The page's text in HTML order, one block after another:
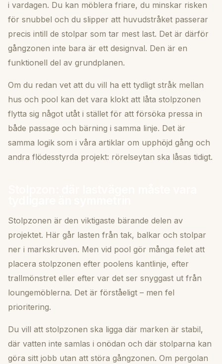
i vardagen. Du kan möblera friare, du minskar risken
för snubbel och du slipper att huvudstråket passerar
precis intill de stolpar som tar mest last. Det är därför
gångzonen inte bara är ett designval. Den är en
funktionell del av grundplanen.
Om du redan vet att du vill ha ett tydligt stråk mellan
hus och pool kan det vara klokt att låta stolpzonen
flytta sig något utåt i stället för att försöka pressa in
både passage och bärning i samma linje. Det är
samma logik som i våra artiklar om upphöjd gång och
andra flödesstyrda projekt: rörelseytan ska låsas tidigt.
Stolpzonen är den viktigaste bärande delen av
projektet. Här går lasten från tak, balkar och stolpar
ner i markskruven. Men vid pool gör många felet att
placera stolpzonen efter poolens kantlinje, efter
trallmönstret eller efter var det ser snyggast ut från
loungemöblerna. Det är förståeligt – men fel
prioritering.
Du vill att stolpzonen ska ligga där marken är stabil,
där vatten inte samlas i onödan och där stolparna kan
göra sitt jobb utan att störa gångzonen. Om pergolan